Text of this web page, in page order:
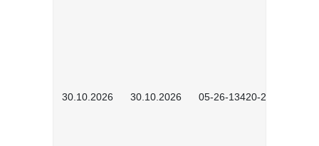
30.10.2026 30.10.2026 05-26-13420-2601